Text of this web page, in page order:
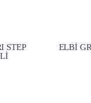
STEP
ELBİ